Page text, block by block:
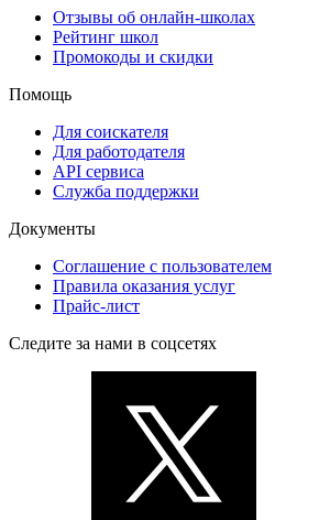
Отзывы об онлайн-школах
Рейтинг школ
Промокоды и скидки
Помощь
Для соискателя
Для работодателя
API сервиса
Служба поддержки
Документы
Соглашение с пользователем
Правила оказания услуг
Прайс-лист
Следите за нами в соцсетях